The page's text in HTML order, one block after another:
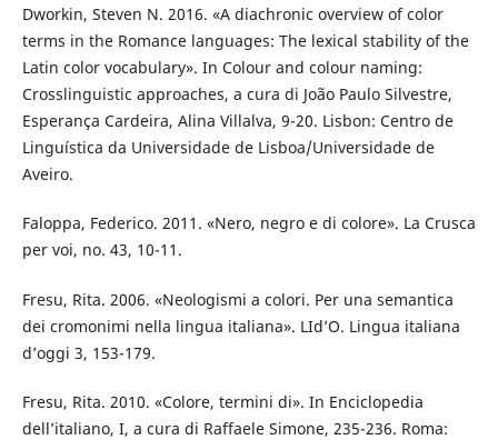
Dworkin, Steven N. 2016. «A diachronic overview of color
terms in the Romance languages: The lexical stability of the
Latin color vocabulary». In Colour and colour naming:
Crosslinguistic approaches, a cura di João Paulo Silvestre,
Esperança Cardeira, Alina Villalva, 9-20. Lisbon: Centro de
Linguística da Universidade de Lisboa/Universidade de
Aveiro.
Faloppa, Federico. 2011. «Nero, negro e di colore». La Crusca
per voi, no. 43, 10-11.
Fresu, Rita. 2006. «Neologismi a colori. Per una semantica
dei cromonimi nella lingua italiana». LId’O. Lingua italiana
d’oggi 3, 153-179.
Fresu, Rita. 2010. «Colore, termini di». In Enciclopedia
dell’italiano, I, a cura di Raffaele Simone, 235-236. Roma: